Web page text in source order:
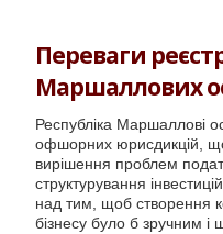
Переваги
Маршаллових
Республіка Маршаллові
офшорних юрисдикцій,
вирішення проблем
структурування
над тим, щоб створення
бізнесу було б зручним і